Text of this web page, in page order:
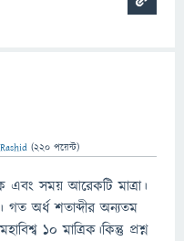
(220 পয়েন্ট)
এবং সময় আরেকটি মাত্রা।
গত অর্ধ শতাব্দীর অন্যতম
১০ মাত্রিক।কিন্তু প্রশ্ন